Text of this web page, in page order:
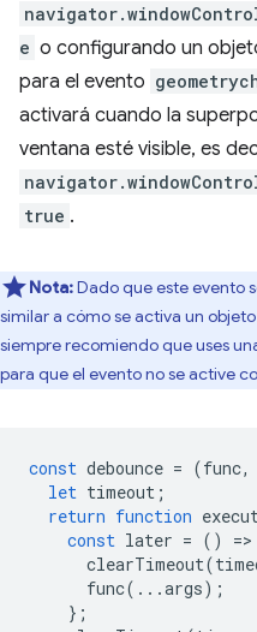
e o configurando un
para el evento
activará cuando la
ventana esté visible, es
true .
Nota:Dado que este evento
similar a cómo se activa un
siempre recomiendo que uses
para que el evento no se active
const debounce = (func,
let timeout ;
return function
const later = () =>
clearTimeout(
func(...args);
};